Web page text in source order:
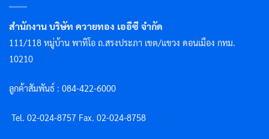
สำนักงาน บริษัท ควายทอง เออีซี จำกัด
111/118 หมู่บ้าน พาทิโอ ถ.สรงประภา เขต/แขวง ดอนเมือง กทม.
10210
ลูกค้าสัมพันธ์ : 084-422-6000
Tel. 02-024-8757 Fax. 02-024-8758